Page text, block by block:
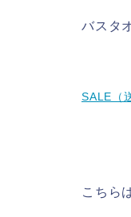
バスタ
SALE（
こちら